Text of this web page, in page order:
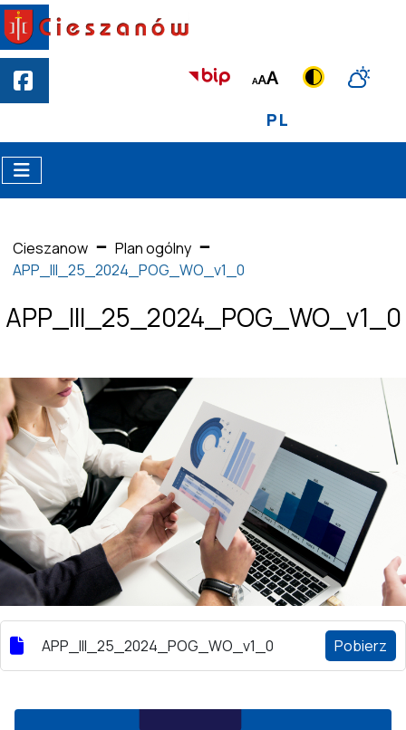
PL
Cieszanow
Plan ogólny
APP_III_25_2024_POG_WO_v1_0
APP_III_25_2024_POG_WO_v1_0
APP_III_25_2024_POG_WO_v1_0 Pobierz